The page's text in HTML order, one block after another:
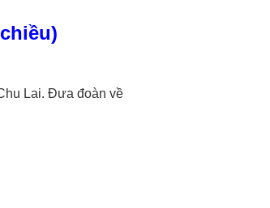
Lai. Đưa đoàn về